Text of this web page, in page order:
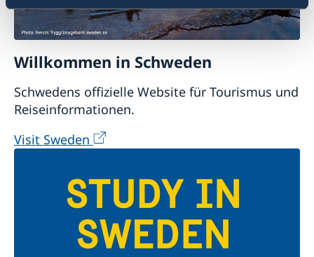
Willkommen in Schweden
Schwedens offizielle Website für Tourismus und
Reiseinformationen.
Visit Sweden